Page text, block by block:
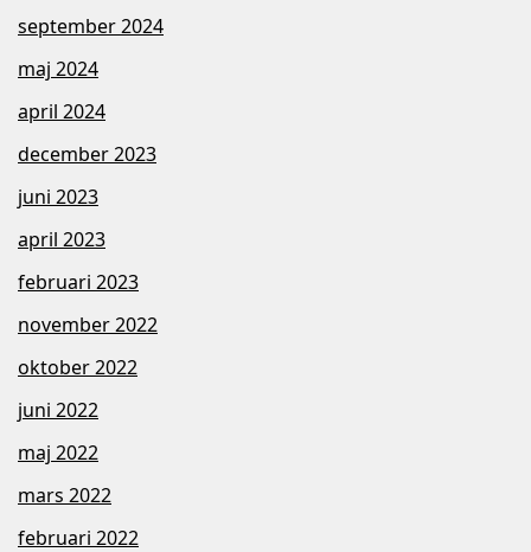
september 2024
maj 2024
april 2024
december 2023
juni 2023
april 2023
februari 2023
november 2022
oktober 2022
juni 2022
maj 2022
mars 2022
februari 2022